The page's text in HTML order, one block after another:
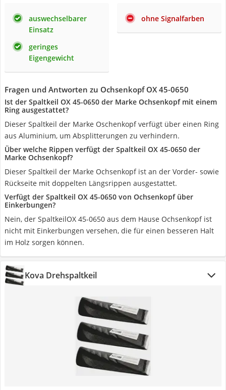
auswechselbarer
Einsatz
geringes
Eigengewicht
ohne Signalfarben
Fragen und Antworten zu Ochsenkopf OX 45-0650
Ist der Spaltkeil OX 45-0650 der Marke Ochsenkopf mit einem
Ring ausgestattet?
Dieser Spaltkeil der Marke Oschenkopf verfügt über einen Ring
aus Aluminium, um Absplitterungen zu verhindern.
Über welche Rippen verfügt der Spaltkeil OX 45-0650 der
Marke Ochsenkopf?
Dieser Spaltkeil der Marke Ochsenkopf ist an der Vorder- sowie
Rückseite mit doppelten Längsrippen ausgestattet.
Verfügt der Spaltkeil OX 45-0650 von Ochsenkopf über
Einkerbungen?
Nein, der SpaltkeilOX 45-0650 aus dem Hause Ochsenkopf ist
nicht mit Einkerbungen versehen, die für einen besseren Halt
im Holz sorgen können.
Kova Drehspaltkeil